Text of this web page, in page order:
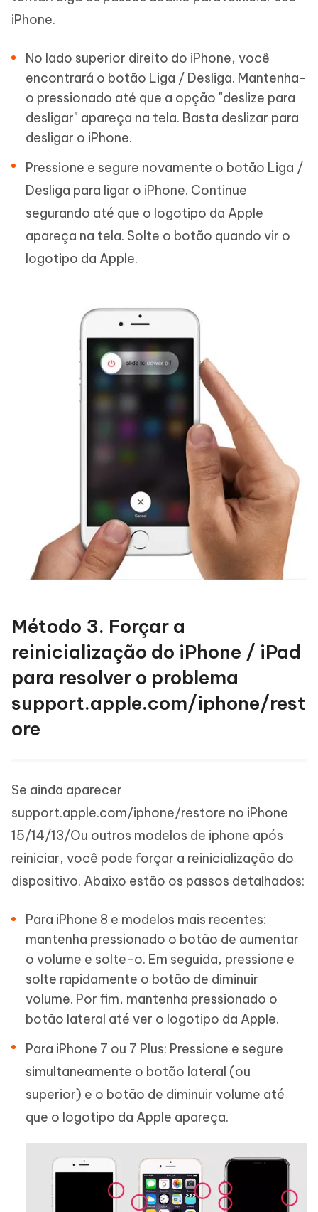
iPhone.
No lado superior direito do iPhone, você
encontrará o botão Liga / Desliga. Mantenha-
o pressionado até que a opção "deslize para
desligar" apareça na tela. Basta deslizar para
desligar o iPhone.
Pressione e segure novamente o botão Liga /
Desliga para ligar o iPhone. Continue
segurando até que o logotipo da Apple
apareça na tela. Solte o botão quando vir o
logotipo da Apple.
Método 3. Forçar a
reinicialização do iPhone / iPad
para resolver o problema
support.apple.com/iphone/rest
ore
Se ainda aparecer
support.apple.com/iphone/restore no iPhone
15/14/13/Ou outros modelos de iphone após
reiniciar, você pode forçar a reinicialização do
dispositivo. Abaixo estão os passos detalhados:
Para iPhone 8 e modelos mais recentes:
mantenha pressionado o botão de aumentar
o volume e solte-o. Em seguida, pressione e
solte rapidamente o botão de diminuir
volume. Por fim, mantenha pressionado o
botão lateral até ver o logotipo da Apple.
Para iPhone 7 ou 7 Plus: Pressione e segure
simultaneamente o botão lateral (ou
superior) e o botão de diminuir volume até
que o logotipo da Apple apareça.